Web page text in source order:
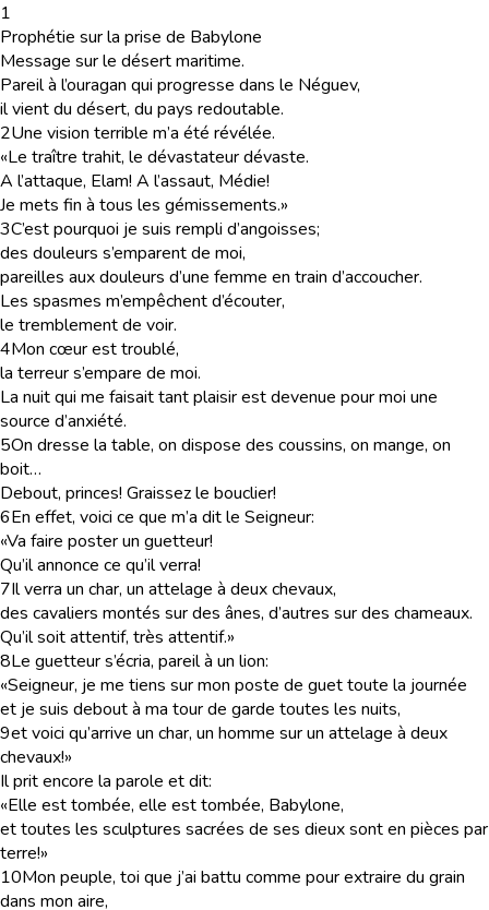
1
Prophétie sur la prise de Babylone
Message sur le désert maritime.
Pareil à l’ouragan qui progresse dans le Néguev,
il vient du désert, du pays redoutable.
2Une vision terrible m’a été révélée.
«Le traître trahit, le dévastateur dévaste.
A l’attaque, Elam! A l’assaut, Médie!
Je mets fin à tous les gémissements.»
3C’est pourquoi je suis rempli d’angoisses;
des douleurs s’emparent de moi,
pareilles aux douleurs d’une femme en train d’accoucher.
Les spasmes m’empêchent d’écouter,
le tremblement de voir.
4Mon cœur est troublé,
la terreur s’empare de moi.
La nuit qui me faisait tant plaisir est devenue pour moi une
source d’anxiété.
5On dresse la table, on dispose des coussins, on mange, on
boit…
Debout, princes! Graissez le bouclier!
6En effet, voici ce que m’a dit le Seigneur:
«Va faire poster un guetteur!
Qu’il annonce ce qu’il verra!
7Il verra un char, un attelage à deux chevaux,
des cavaliers montés sur des ânes, d’autres sur des chameaux.
Qu’il soit attentif, très attentif.»
8Le guetteur s’écria, pareil à un lion:
«Seigneur, je me tiens sur mon poste de guet toute la journée
et je suis debout à ma tour de garde toutes les nuits,
9et voici qu’arrive un char, un homme sur un attelage à deux
chevaux!»
Il prit encore la parole et dit:
«Elle est tombée, elle est tombée, Babylone,
et toutes les sculptures sacrées de ses dieux sont en pièces par
terre!»
10Mon peuple, toi que j’ai battu comme pour extraire du grain
dans mon aire,